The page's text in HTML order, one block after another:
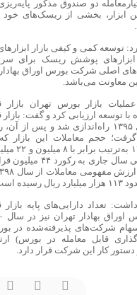
دو صندوق مذکور
ابزار، بخشی از ریسک‌های خود
توسعه کمی و کیفی بازار
ابزارهای پوشش ریسک برای
اصلی شرکت بورس اوراق بهادار
معاونت می‌باشد.
بازار بورس تهران بازار
با توسعه ارزیابی کرد و گفت: بازار
اختیارمعامله در سال ۱۳۹۵ راه‌اندازی شد و پس
حجم معاملات این بازار که
سال‌های ۱۳۹۸ و
بود، در ۱۱ ماه ابتدایی سال
تعداد دارایی‌های پایه بازار
سهام شرکت‌های پذیرفته‌شده در
قابل معامله در بورس)
کار این شرکت قرار دارد.